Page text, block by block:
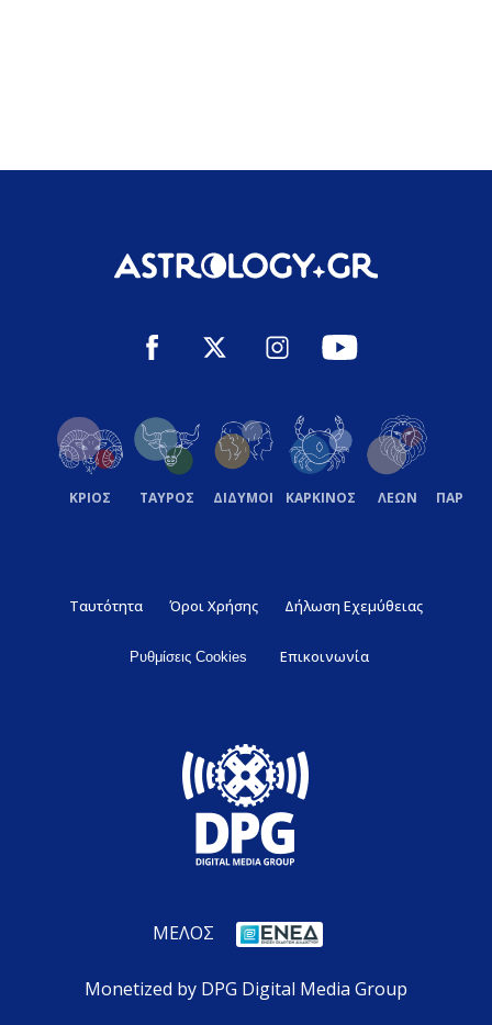
ΚΡΙΟΣ ΤΑΥΡΟΣ ΔΙΔΥΜΟΙ ΚΑΡΚΙΝΟΣ ΛΕΩΝ
Ταυτότητα Όροι Χρήσης Δήλωση Εχεμύθειας
Ρυθμίσεις Cookies Επικοινωνία
ΜΕΛΟΣ
Monetized by DPG Digital Media Group